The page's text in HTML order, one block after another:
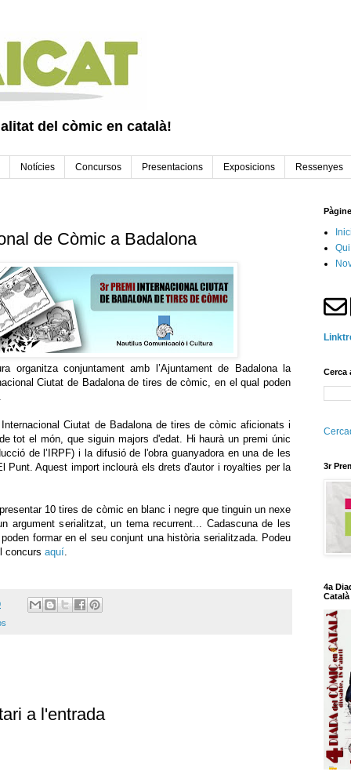
del còmic en català!
Notícies Concursos Presentacions Exposicions Ressenyes
de Còmic a Badalona
organitza conjuntament amb l’Ajuntament de Badalona la
Ciutat de Badalona de tires de còmic, en el qual poden
Ciutat de Badalona de tires de còmic aficionats i
tot el món, que siguin majors d'edat. Hi haurà un premi únic
de l’IRPF) i la difusió de l'obra guanyadora en una de les
Punt. Aquest import inclourà els drets d'autor i royalties per la
10 tires de còmic en blanc i negre que tinguin un nexe
argument serialitzat, un tema recurrent... Cadascuna de les
formar en el seu conjunt una història serialitzada. Podeu
concurs aquí.
a l'entrada
Inici
Cerca
3r
4a
Català